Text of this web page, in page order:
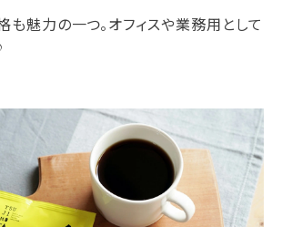
も魅力の一つ。オフィスや業務用として